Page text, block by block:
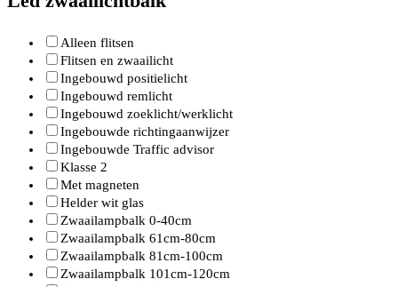
Alleen flitsen
Flitsen en zwaailicht
Ingebouwd positielicht
Ingebouwd remlicht
Ingebouwd zoeklicht/werklicht
Ingebouwde richtingaanwijzer
Ingebouwde Traffic advisor
Klasse 2
Met magneten
Helder wit glas
Zwaailampbalk 0-40cm
Zwaailampbalk 61cm-80cm
Zwaailampbalk 81cm-100cm
Zwaailampbalk 101cm-120cm